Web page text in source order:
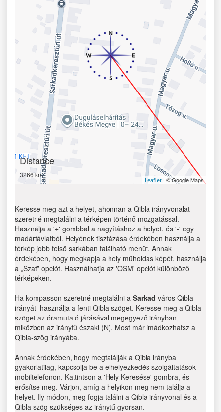
Distance
3266 km
Leaflet | © Google Maps
Keresse meg azt a helyet, ahonnan a Qibla irányvonalat
szeretné megtalálni a térképen történő mozgatással.
Használja a '+' gombbal a nagyításhoz a helyet, és '-' egy
madártávlatból. Helyének tisztázása érdekében használja a
térkép jobb felső sarkában található menüt. Annak
érdekében, hogy megkapja a hely műholdas képét, használja
a „Szat” opciót. Használhatja az 'OSM' opciót különböző
térképeken.
Ha kompasson szeretné megtalálni a Sarkad város Qibla
irányát, használja a fenti Qibla szöget. Keresse meg a Qibla
szöget az óramutató járásával megegyező irányban,
miközben az iránytű északi (N). Most már imádkozhatsz a
Qibla-szög irányába.
Annak érdekében, hogy megtalálják a Qibla irányba
gyakorlatilag, kapcsolja be a elhelyezkedés szolgáltatások
mobiltelefonon. Kattintson a 'Hely Keresése' gombra, és
erősítse meg. Várjon, amíg a helyikon meg nem találja a
helyet. Ily módon, meg fogja találni a Qibla irányvonal és a
Qibla szög szükséges az iránytű gyorsan.